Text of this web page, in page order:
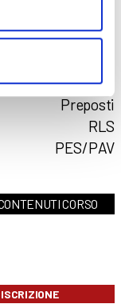
primo soccorso
antincendio
Carrello elevatore
lavoratori
Preposti
RLS
PES/PAV
CORSO